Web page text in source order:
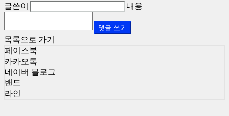
글쓴이
내용
댓글 쓰기
목록으로 가기
페이스북
카카오톡
네이버 블로그
밴드
라인